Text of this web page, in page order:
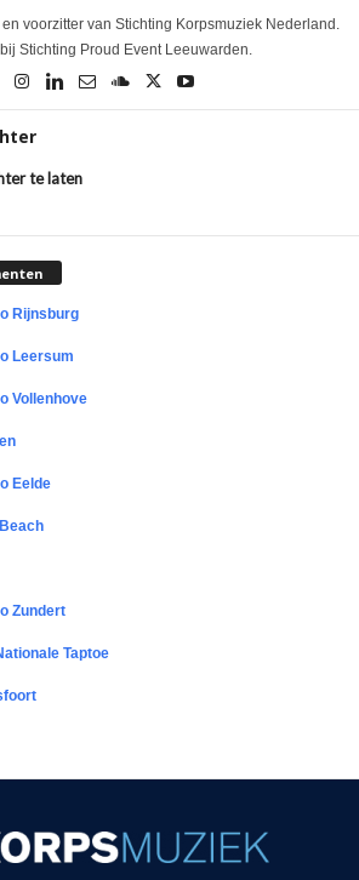
voorzitter van Stichting Korpsmuziek Nederland.
Stichting Proud Event Leeuwarden.
te laten
Rijnsburg
Leersum
Vollenhove
Eelde
Zundert
Taptoe